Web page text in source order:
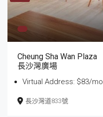
Cheung Sha Wan Plaza
長沙灣廣場
Virtual Address: $83/mo
長沙灣道833號